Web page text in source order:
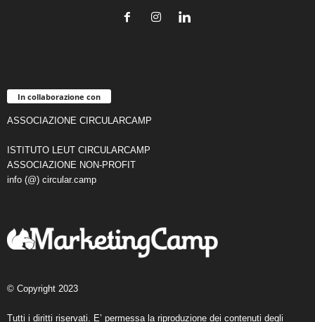
In collaborazione con
ASSOCIAZIONE CIRCULARCAMP
ISTITUTO LEUT CIRCULARCAMP
ASSOCIAZIONE NON-PROFIT
info (@) circular.camp
© Copyright 2023
Tutti i diritti riservati. E’ permessa la riproduzione dei contenuti degli